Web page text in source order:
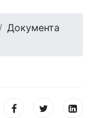
Документа